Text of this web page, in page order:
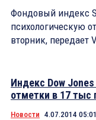
Фондовый индекс
психологическую
вторник, передает
Индекс Dow
отметки в 17 тыс
Новости 4.07.2014 05:01